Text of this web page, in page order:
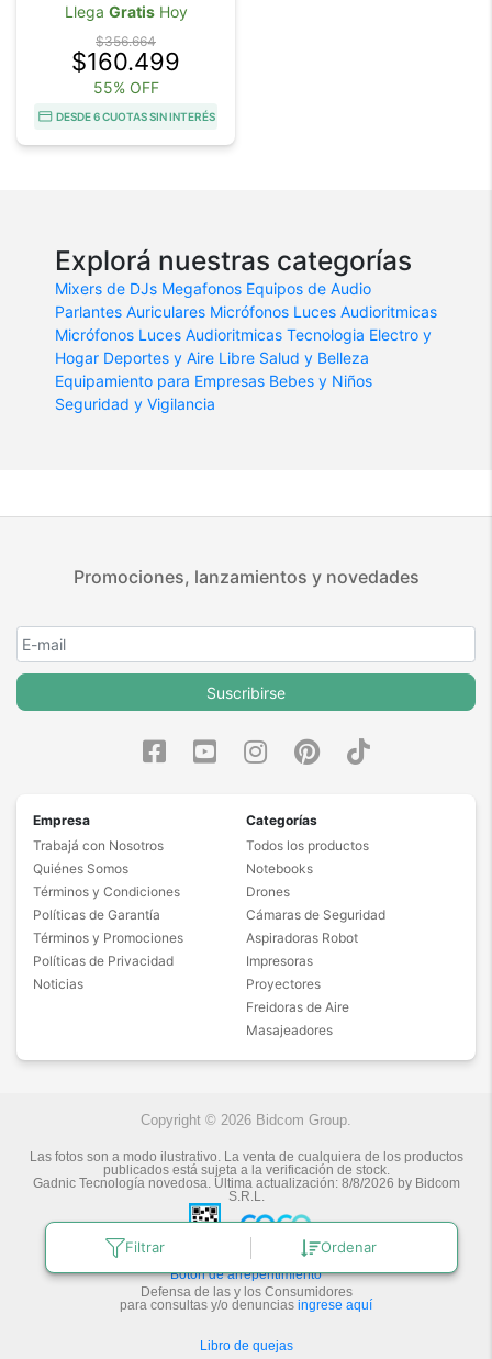
Filtrar Ordenar
Llega GratisHoy
$356.664
$160.499
55% OFF
DESDE 6 CUOTAS SIN INTERÉS
Explorá nuestras categorías
Mixers de DJs Megafonos Equipos de Audio
Parlantes Auriculares Micrófonos Luces Audioritmicas
Micrófonos Luces Audioritmicas Tecnologia Electro y
Hogar Deportes y Aire Libre Salud y Belleza
Equipamiento para Empresas Bebes y Niños
Seguridad y Vigilancia
Promociones, lanzamientos y novedades
Suscribirse
Empresa
Trabajá con Nosotros
Quiénes Somos
Términos y Condiciones
Políticas de Garantía
Términos y Promociones
Políticas de Privacidad
Noticias
Categorías
Todos los productos
Notebooks
Drones
Cámaras de Seguridad
Aspiradoras Robot
Impresoras
Proyectores
Freidoras de Aire
Masajeadores
Copyright © 2026 Bidcom Group.
Las fotos son a modo ilustrativo. La venta de cualquiera de los productos
publicados está sujeta a la verificación de stock.
Gadnic Tecnología novedosa. Última actualización: 8/8/2026 by Bidcom
S.R.L.
Botón de arrepentimiento
Defensa de las y los Consumidores
para consultas y/o denuncias ingrese aquí
Libro de quejas